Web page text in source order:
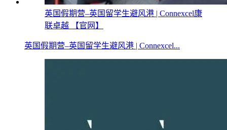
英国假期营–英国留学生避风港 | Connexcel康
联卓越 【官网】
英国假期营–英国留学生避风港 | Connexcel...